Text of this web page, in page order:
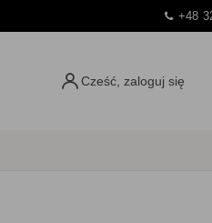
+48
Cześć, zaloguj się